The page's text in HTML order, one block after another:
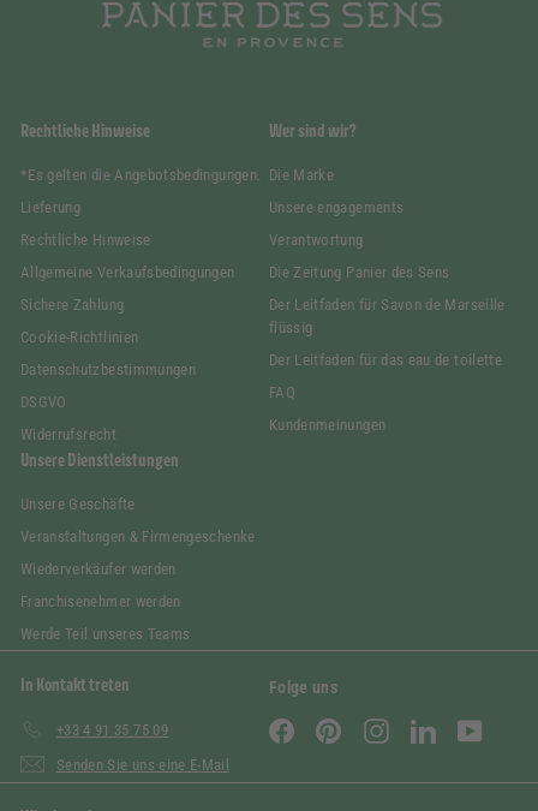
Rechtliche Hinweise
*Es gelten die Angebotsbedingungen.
Lieferung
Rechtliche Hinweise
Allgemeine Verkaufsbedingungen
Sichere Zahlung
Cookie-Richtlinien
Datenschutzbestimmungen
DSGVO
Widerrufsrecht
Wer sind wir?
Die Marke
Unsere engagements
Verantwortung
Die Zeitung Panier des Sens
Der Leitfaden für Savon de Marseille
flüssig
Der Leitfaden für das eau de toilette
FAQ
Kundenmeinungen
Unsere Dienstleistungen
Unsere Geschäfte
Veranstaltungen & Firmengeschenke
Wiederverkäufer werden
Franchisenehmer werden
Werde Teil unseres Teams
In Kontakt treten
+33 4 91 35 75 09
Senden Sie uns eine E-Mail
Folge uns
FacebookPinterestInstagramLinkedIn